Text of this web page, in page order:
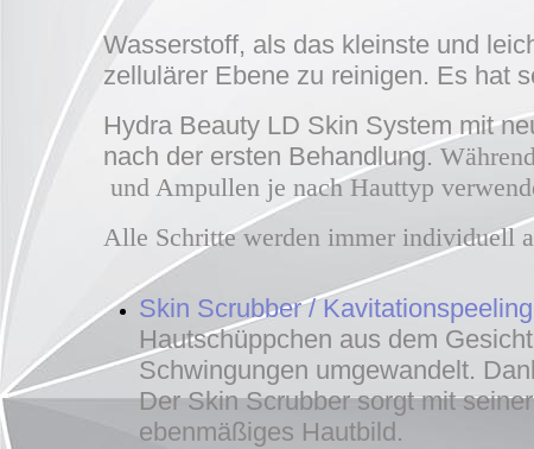
Wasserstoff, als das kleinste und
zellulärer Ebene zu reinigen. Es hat
Hydra Beauty LD Skin System mit
nach der ersten Behandlung.
und Ampullen je nach Hauttyp
Alle Schritte werden immer individuell
Skin Scrubber / Kavitationspeeling
Hautschüppchen aus dem
Schwingungen umgewandelt.
Der Skin Scrubber sorgt mit
ebenmäßiges Hautbild.